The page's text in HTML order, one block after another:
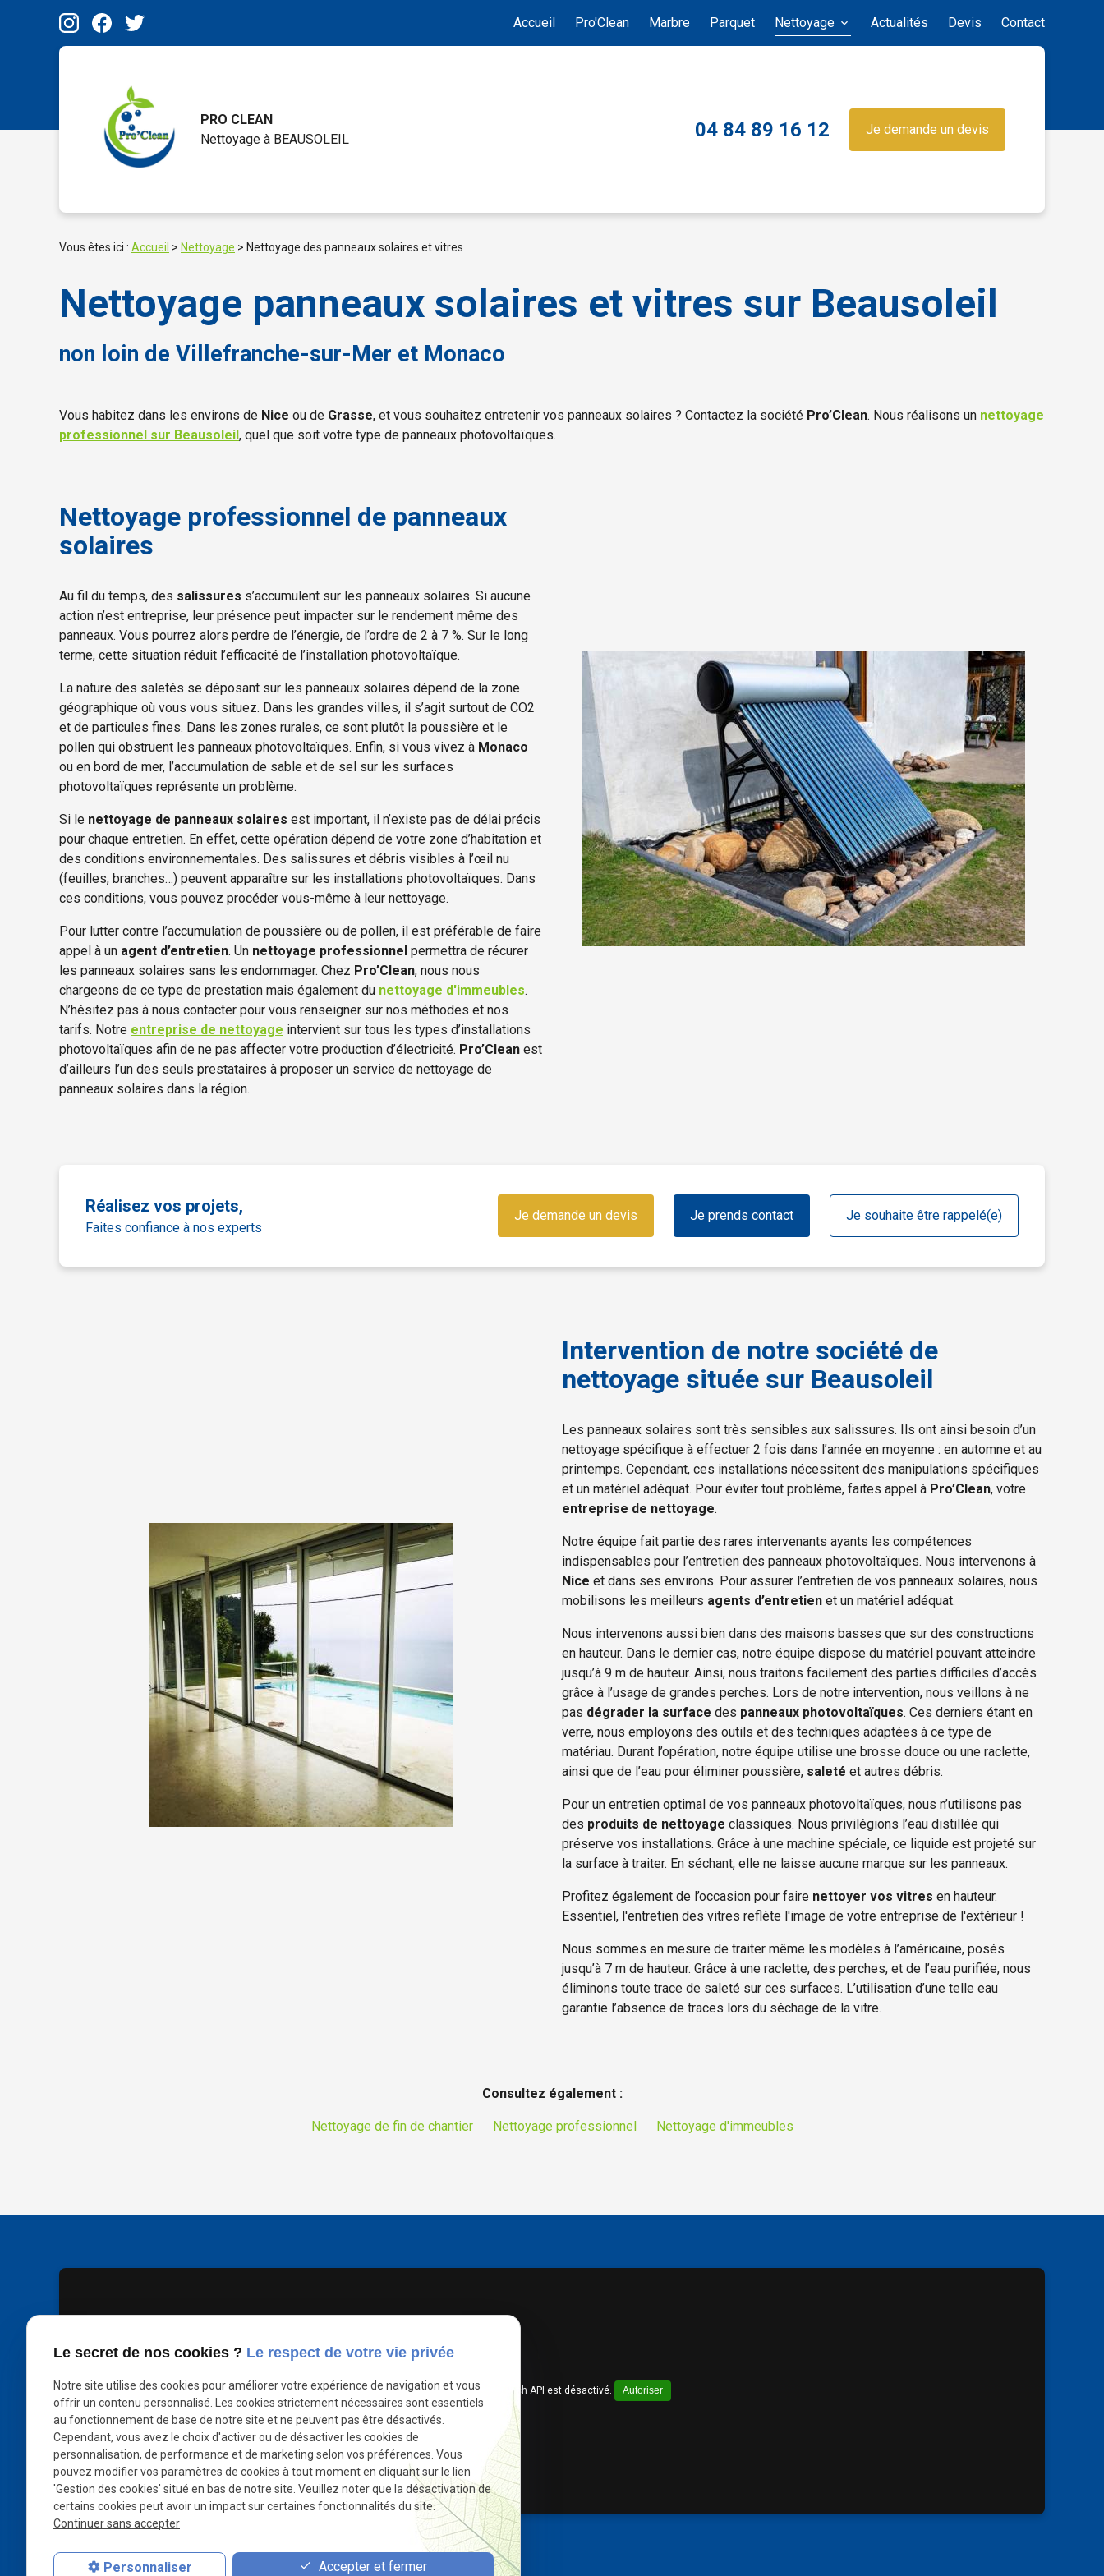
Accueil Pro'Clean Marbre Parquet Nettoyage Actualités Devis Contact
PRO CLEAN
Nettoyage à BEAUSOLEIL 04 84 89 16 12 Je demande un devis
Vous êtes ici : Accueil > Nettoyage > Nettoyage des panneaux solaires et vitres
Nettoyage panneaux solaires et vitres sur Beausoleil
non loin de Villefranche-sur-Mer et Monaco
Vous habitez dans les environs de Nice ou de Grasse, et vous souhaitez entretenir vos panneaux solaires ? Contactez la société Pro’Clean. Nous réalisons un nettoyage
professionnel sur Beausoleil , quel que soit votre type de panneaux photovoltaïques.
Nettoyage professionnel de panneaux
solaires
Au fil du temps, des salissures s’accumulent sur les panneaux solaires. Si aucune
action n’est entreprise, leur présence peut impacter sur le rendement même des
panneaux. Vous pourrez alors perdre de l’énergie, de l’ordre de 2 à 7 %. Sur le long
terme, cette situation réduit l’efficacité de l’installation photovoltaïque.
La nature des saletés se déposant sur les panneaux solaires dépend de la zone
géographique où vous vous situez. Dans les grandes villes, il s’agit surtout de CO2
et de particules fines. Dans les zones rurales, ce sont plutôt la poussière et le
pollen qui obstruent les panneaux photovoltaïques. Enfin, si vous vivez à Monaco
ou en bord de mer, l’accumulation de sable et de sel sur les surfaces
photovoltaïques représente un problème.
Si le nettoyage de panneaux solaires est important, il n’existe pas de délai précis
pour chaque entretien. En effet, cette opération dépend de votre zone d’habitation et
des conditions environnementales. Des salissures et débris visibles à l’œil nu
(feuilles, branches…) peuvent apparaître sur les installations photovoltaïques. Dans
ces conditions, vous pouvez procéder vous-même à leur nettoyage.
Pour lutter contre l’accumulation de poussière ou de pollen, il est préférable de faire
appel à un agent d’entretien. Un nettoyage professionnel permettra de récurer
les panneaux solaires sans les endommager. Chez Pro’Clean, nous nous
chargeons de ce type de prestation mais également du nettoyage d'immeubles.
N’hésitez pas à nous contacter pour vous renseigner sur nos méthodes et nos
tarifs. Notre entreprise de nettoyage intervient sur tous les types d’installations
photovoltaïques afin de ne pas affecter votre production d’électricité. Pro’Clean est
d’ailleurs l’un des seuls prestataires à proposer un service de nettoyage de
panneaux solaires dans la région.
Réalisez vos projets,
Faites confiance à nos experts
Je demande un devis Je prends contact Je souhaite être rappelé(e)
Intervention de notre société de
nettoyage située sur Beausoleil
Les panneaux solaires sont très sensibles aux salissures. Ils ont ainsi besoin d’un
nettoyage spécifique à effectuer 2 fois dans l’année en moyenne : en automne et au
printemps. Cependant, ces installations nécessitent des manipulations spécifiques
et un matériel adéquat. Pour éviter tout problème, faites appel à Pro’Clean, votre
entreprise de nettoyage.
Notre équipe fait partie des rares intervenants ayants les compétences
indispensables pour l’entretien des panneaux photovoltaïques. Nous intervenons à
Nice et dans ses environs. Pour assurer l’entretien de vos panneaux solaires, nous
mobilisons les meilleurs agents d’entretien et un matériel adéquat.
Nous intervenons aussi bien dans des maisons basses que sur des constructions
en hauteur. Dans le dernier cas, notre équipe dispose du matériel pouvant atteindre
jusqu’à 9 m de hauteur. Ainsi, nous traitons facilement des parties difficiles d’accès
grâce à l’usage de grandes perches. Lors de notre intervention, nous veillons à ne
pas dégrader la surface des panneaux photovoltaïques. Ces derniers étant en
verre, nous employons des outils et des techniques adaptées à ce type de
matériau. Durant l’opération, notre équipe utilise une brosse douce ou une raclette,
ainsi que de l’eau pour éliminer poussière, saleté et autres débris.
Pour un entretien optimal de vos panneaux photovoltaïques, nous n’utilisons pas
des produits de nettoyage classiques. Nous privilégions l’eau distillée qui
préserve vos installations. Grâce à une machine spéciale, ce liquide est projeté sur
la surface à traiter. En séchant, elle ne laisse aucune marque sur les panneaux.
Profitez également de l’occasion pour faire nettoyer vos vitres en hauteur.
Essentiel, l'entretien des vitres reflète l'image de votre entreprise de l'extérieur !
Nous sommes en mesure de traiter même les modèles à l’américaine, posés
jusqu’à 7 m de hauteur. Grâce à une raclette, des perches, et de l’eau purifiée, nous
éliminons toute trace de saleté sur ces surfaces. L’utilisation d’une telle eau
garantie l’absence de traces lors du séchage de la vitre.
Consultez également :
Nettoyage de fin de chantier Nettoyage professionnel Nettoyage d'immeubles
Google Maps Search API est désactivé. Autoriser
Panneau de gestion des cookies
Le secret de nos cookies ? Le respect de votre vie privée
Notre site utilise des cookies pour améliorer votre expérience de navigation et vous
offrir un contenu personnalisé. Les cookies strictement nécessaires sont essentiels
au fonctionnement de base de notre site et ne peuvent pas être désactivés.
Cependant, vous avez le choix d'activer ou de désactiver les cookies de
personnalisation, de performance et de marketing selon vos préférences. Vous
pouvez modifier vos paramètres de cookies à tout moment en cliquant sur le lien
'Gestion des cookies' situé en bas de notre site. Veuillez noter que la désactivation de
certains cookies peut avoir un impact sur certaines fonctionnalités du site.
Continuer sans accepter
Personnaliser Accepter et fermer